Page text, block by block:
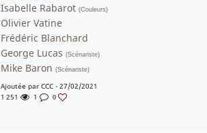
Isabelle Rabarot (Couleurs)
Olivier Vatine
Frédéric Blanchard
George Lucas (Scénariste)
Mike Baron (Scénariste)
Ajoutée par CCC- 27/02/2021
1 251
1 0